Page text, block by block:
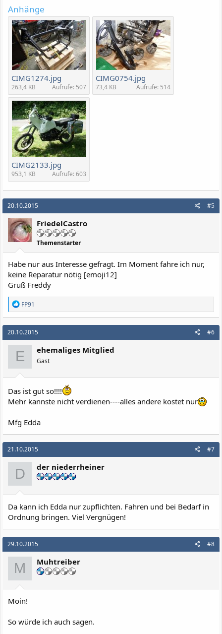
Anhänge
CIMG1274.jpg
263,4 KB Aufrufe: 507
CIMG0754.jpg
73,4 KB Aufrufe: 514
CIMG2133.jpg
953,1 KB Aufrufe: 603
20.10.2015 #5
FriedelCastro
Themenstarter
Habe nur aus Interesse gefragt. Im Moment fahre ich nur,
keine Reparatur nötig [emoji12]
Gruß Freddy
R
e
a
k
t
i
o
n
e
n
FP91
20.10.2015 #6
E ehemaliges Mitglied
Gast
Das ist gut so!!!!
Mehr kannste nicht verdienen----alles andere kostet nur
Mfg Edda
21.10.2015 #7
D der niederrheiner
Da kann ich Edda nur zupflichten. Fahren und bei Bedarf in
Ordnung bringen. Viel Vergnügen!
29.10.2015 #8
M Muhtreiber
Moin!
So würde ich auch sagen.